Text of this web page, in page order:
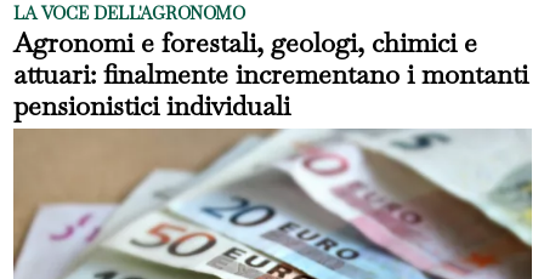
LA VOCE DELL'AGRONOMO
Agronomi e forestali, geologi, chimici e
attuari: finalmente incrementano i montanti
pensionistici individuali